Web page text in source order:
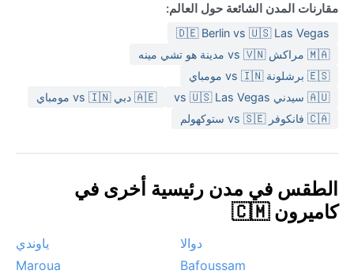
مقارنات المدن الشائعة حول العالم:
🇩🇪 Berlin vs 🇺🇸 Las Vegas
🇲🇦 مراكش vs 🇻🇳 مدينة هو تشي مينه
🇪🇸 برشلونة vs 🇮🇳 مومباي
🇦🇺 سيدني vs 🇺🇸 Las Vegas
🇦🇪 دبي vs 🇮🇳 مومباي
🇨🇦 فانكوفر vs 🇸🇪 ستوكهولم
الطقس في مدن رئيسية أخرى في
كاميرون 🇨🇲
دوالا
ياوندي
Bafoussam
Maroua